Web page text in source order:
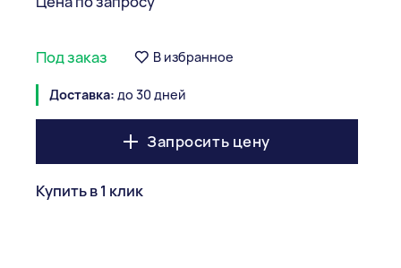
Под заказ В избранное
Доставка: до 30 дней
Запросить цену
Купить в 1 клик